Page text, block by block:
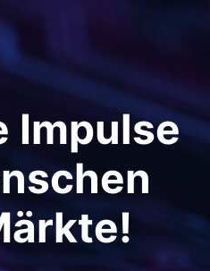
Impulse